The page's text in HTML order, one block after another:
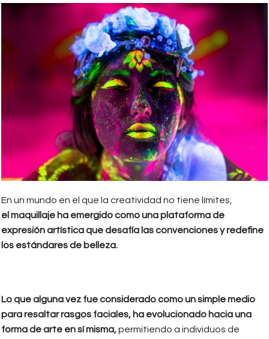
En un mundo en el que la creatividad no tiene límites,
el maquillaje ha emergido como una plataforma de
expresión artística que desafía las convenciones y redefine
los estándares de belleza.
Lo que alguna vez fue considerado como un simple medio
para resaltar rasgos faciales, ha evolucionado hacia una
forma de arte en sí misma,permitiendo a individuos de